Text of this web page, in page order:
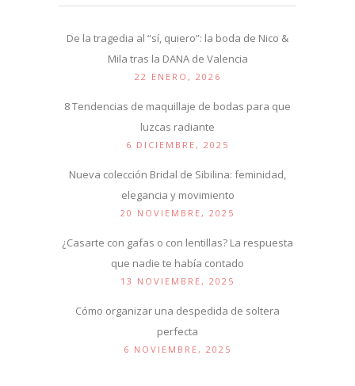
De la tragedia al “sí, quiero”: la boda de Nico &
Mila tras la DANA de Valencia
22 ENERO, 2026
8 Tendencias de maquillaje de bodas para que
luzcas radiante
6 DICIEMBRE, 2025
Nueva colección Bridal de Sibilina: feminidad,
elegancia y movimiento
20 NOVIEMBRE, 2025
¿Casarte con gafas o con lentillas? La respuesta
que nadie te había contado
13 NOVIEMBRE, 2025
Cómo organizar una despedida de soltera
perfecta
6 NOVIEMBRE, 2025